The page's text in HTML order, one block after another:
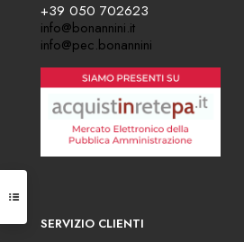
+39 050 702623
info@bonannini.it
info@pec.bonannini
SERVIZIO CLIENTI